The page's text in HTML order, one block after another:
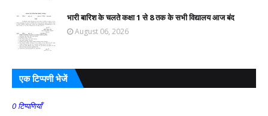
भारी बारिश के चलते कक्षा 1 से 8 तक के सभी विद्यालय आज बंद
August 06, 2026
एक टिप्पणी भेजें
0 टिप्पणियाँ